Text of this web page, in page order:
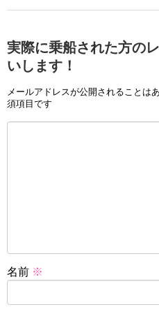
実際に乗船された方の
いします！
メールアドレスが公開されることは
須項目です
名前 ※